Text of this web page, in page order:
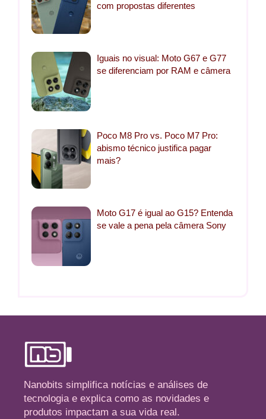
com propostas diferentes
Iguais no visual: Moto G67 e G77
se diferenciam por RAM e câmera
Poco M8 Pro vs. Poco M7 Pro:
abismo técnico justifica pagar
mais?
Moto G17 é igual ao G15? Entenda
se vale a pena pela câmera Sony
Nanobits simplifica notícias e análises de
tecnologia e explica como as novidades e
produtos impactam a sua vida real.